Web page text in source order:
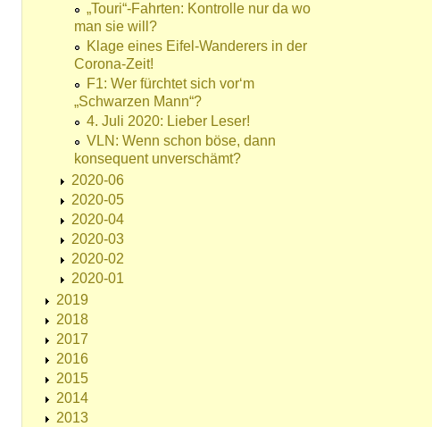
„Touri“-Fahrten: Kontrolle nur da wo
man sie will?
Klage eines Eifel-Wanderers in der
Corona-Zeit!
F1: Wer fürchtet sich vor‘m
„Schwarzen Mann“?
4. Juli 2020: Lieber Leser!
VLN: Wenn schon böse, dann
konsequent unverschämt?
2020-06
2020-05
2020-04
2020-03
2020-02
2020-01
2019
2018
2017
2016
2015
2014
2013